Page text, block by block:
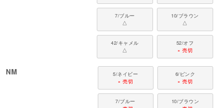
7/ブルー
△
10/ブラウン
△
42/キャメル
△
52/オフ
× 売切
NM
5/ネイビー
× 売切
6/ピンク
× 売切
7/ブルー
10/ブラウン